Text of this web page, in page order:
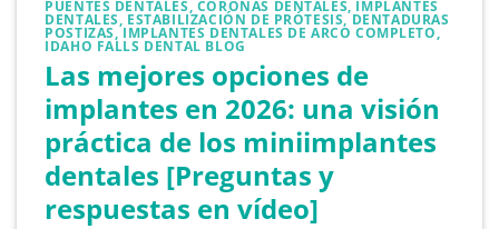
PUENTES DENTALES CORONAS DENTALES IMPLANTES
DENTALES ESTABILIZACIÓN DE PRÓTESIS ,DENTADURAS
POSTIZAS ,IMPLANTES DENTALES DE ARCO COMPLETO
IDAHO FALLS DENTAL BLOG
Las mejores opciones de
implantes en 2026: una visión
práctica de los miniimplantes
dentales [Preguntas y
respuestas en vídeo]